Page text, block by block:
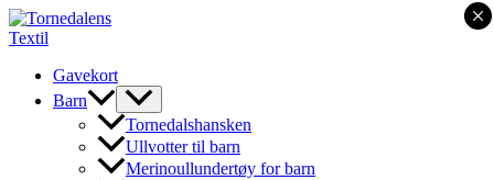
Hopp
rett
innholdetGavekort
Barn
Tornedalshansken
Ullvotter til barn
Merinoullundertøy for barn
×